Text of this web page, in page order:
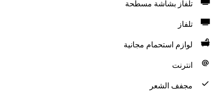
تلفاز بشاشة مسطحة
تلفاز
لوازم استحمام مجانية
انترنت
مجفف الشعر